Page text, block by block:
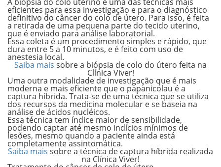
eficientes para essa investigação e para o diagnóstico
definitivo do câncer do colo de útero. Para isso, é feita
a retirada de uma pequena parte do tecido uterino,
que é enviado para análise laboratorial.
Essa coleta é um procedimento simples e rápido, que
dura entre 5 a 10 minutos, e é feito com uso de
anestesia local.
Saiba mais sobre a biópsia de colo do útero feita na
Clínica Viver!
Uma outra modalidade de investigação que é mais
moderna e mais eficiente que o papanicolau é a
captura híbrida. Trata-se de uma técnica que se utiliza
dos recursos da medicina molecular e se baseia na
análise de ácidos nucléicos.
Essa técnica tem índice maior de sensibilidade,
podendo captar até mesmo indícios mínimos de
lesões, mesmo quando a paciente ainda está
completamente assintomática.
Saiba mais sobre a técnica de captura híbrida realizada
na Clínica Viver!